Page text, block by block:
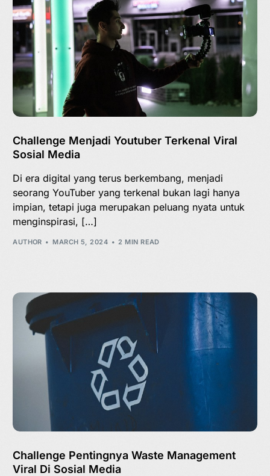
Challenge Menjadi Youtuber Terkenal Viral
Sosial Media
Di era digital yang terus berkembang, menjadi
seorang YouTuber yang terkenal bukan lagi hanya
impian, tetapi juga merupakan peluang nyata untuk
menginspirasi, […]
AUTHOR MARCH 5, 2024 2 MIN READ
Challenge Pentingnya Waste Management
Viral Di Sosial Media